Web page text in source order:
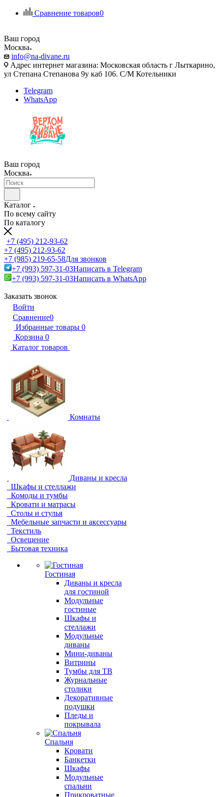
Сравнение товаров0
Ваш город
Москва
info@na-divane.ru
Адрес интернет магазина: Московская область г Лыткарино,
ул Степана Степанова 9у каб 106. С/М Котельники
Telegram
WhatsApp
Ваш город
Москва
Каталог
По всему сайту
По каталогу
+7 (495) 212-93-62
+7 (495) 212-93-62
+7 (985) 219-65-58Для звонков
+7 (993) 597-31-03Написать в Telegram
+7 (993) 597-31-03Написать в WhatsApp
Заказать звонок
Войти
Сравнение0
Избранные товары 0
Корзина 0
Каталог товаров
Комнаты
Диваны и кресла
Шкафы и стеллажи
Комоды и тумбы
Кровати и матрасы
Столы и стулья
Мебельные запчасти и аксессуары
Текстиль
Освещение
Бытовая техника
Гостиная
Диваны и кресла
для гостиной
Модульные
гостиные
Шкафы и
стеллажи
Модульные
диваны
Мини-диваны
Витрины
Тумбы для ТВ
Журнальные
столики
Декоративные
подушки
Пледы и
покрывала
Спальня
Кровати
Банкетки
Шкафы
Модульные
спальни
Прикроватные